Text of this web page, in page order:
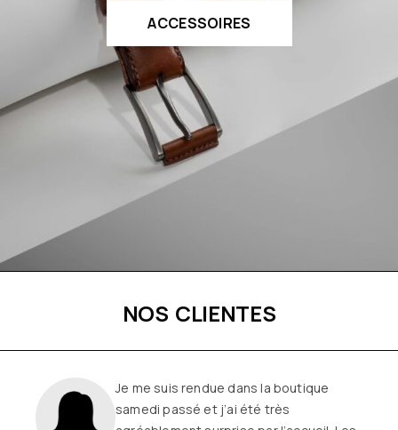
ACCESSOIRES
NOS CLIENTES
Une boutique familiale, à l’écoute et
remplie de joie de vivre
Les